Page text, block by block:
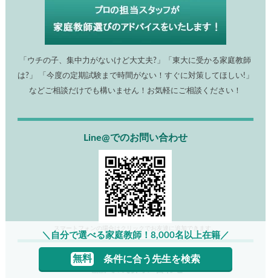
「ウチの子、集中力がないけど大丈夫?」「東大に受かる家庭教師
は?」 「今度の定期試験まで時間がない！すぐに対策してほしい!」
などご相談だけでも構いません！お気軽にご相談ください！
Line@でのお問い合わせ
スマートフォンの場合はクリックでお友達に追加できます。
電話でのお問い合わせ
＼自分で選べる家庭教師！8,000名以上在籍／
無料 条件に合う先生を検索